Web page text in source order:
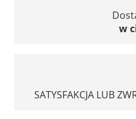
w
SATYSFAKCJA LUB